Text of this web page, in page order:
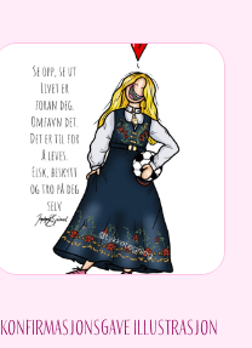
Konfirmasjonsgave Illustrasjon